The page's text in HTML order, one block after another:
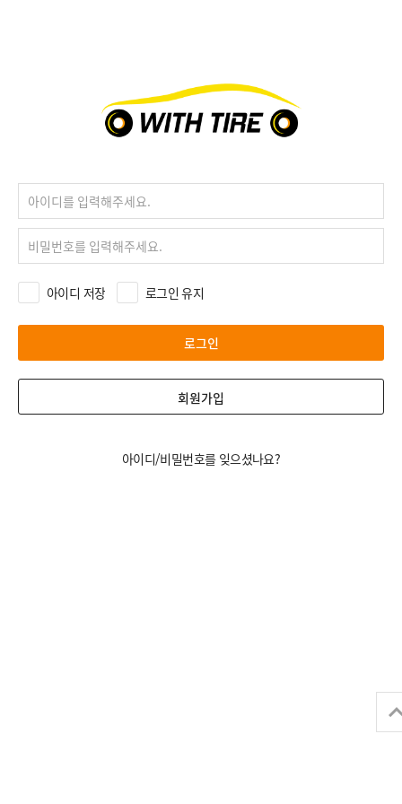
아이디 저장 로그인 유지
로그인
회원가입
아이디/비밀번호를 잊으셨나요?